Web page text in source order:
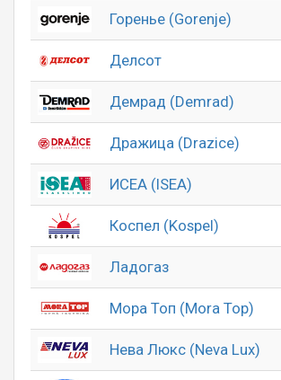
Горенье (Gorenje)
Делсот
Демрад (Demrad)
Дражица (Drazice)
ИСЕА (ISEA)
Коспел (Kospel)
Ладогаз
Мора Топ (Mora Top)
Нева Люкс (Neva Lux)